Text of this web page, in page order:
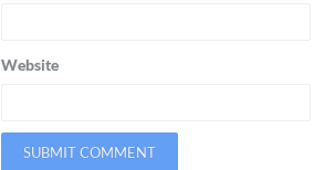
Website